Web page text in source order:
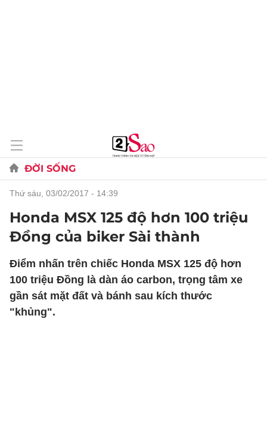
ĐỜI SỐNG
thứ sáu, 03/02/2017 - 14:39
Honda MSX 125 độ hơn 100 triệu
Đồng của biker Sài thành
Điểm nhấn trên chiếc Honda MSX 125 độ hơn
100 triệu Đồng là dàn áo carbon, trọng tâm xe
gần sát mặt đất và bánh sau kích thước
"khủng".